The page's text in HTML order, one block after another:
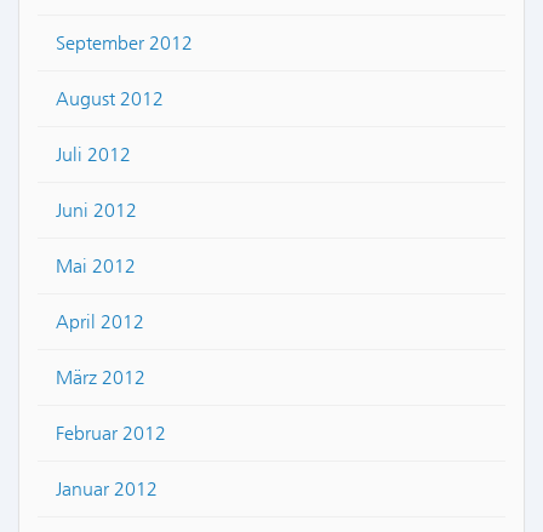
September 2012
August 2012
Juli 2012
Juni 2012
Mai 2012
April 2012
März 2012
Februar 2012
Januar 2012